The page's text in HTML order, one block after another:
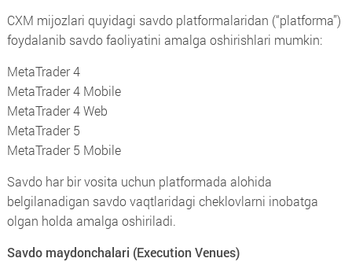
CXM mijozlari quyidagi savdo platformalaridan (“platforma”)
foydalanib savdo faoliyatini amalga oshirishlari mumkin:
MetaTrader 4
MetaTrader 4 Mobile
MetaTrader 4 Web
MetaTrader 5
MetaTrader 5 Mobile
Savdo har bir vosita uchun platformada alohida
belgilanadigan savdo vaqtlaridagi cheklovlarni inobatga
olgan holda amalga oshiriladi.
Savdo maydonchalari (Execution Venues)